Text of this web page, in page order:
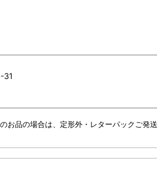
31
お品の場合は、定形外・レターパックご発送